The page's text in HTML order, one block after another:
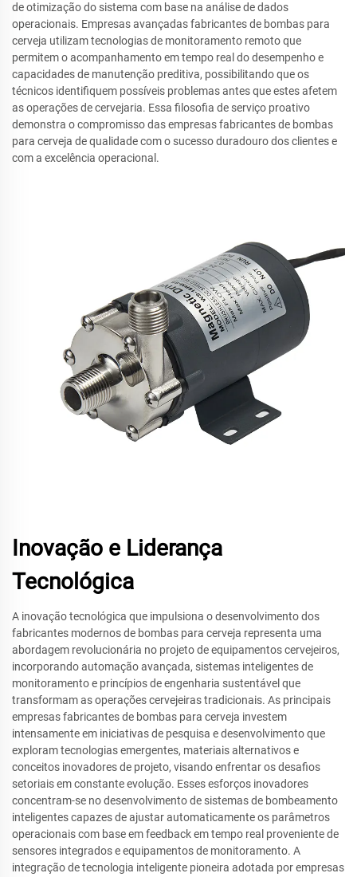
de otimização do sistema com base na análise de dados
operacionais. Empresas avançadas fabricantes de bombas para
cerveja utilizam tecnologias de monitoramento remoto que
permitem o acompanhamento em tempo real do desempenho e
capacidades de manutenção preditiva, possibilitando que os
técnicos identifiquem possíveis problemas antes que estes afetem
as operações de cervejaria. Essa filosofia de serviço proativo
demonstra o compromisso das empresas fabricantes de bombas
para cerveja de qualidade com o sucesso duradouro dos clientes e
com a excelência operacional.
Inovação e Liderança
Tecnológica
A inovação tecnológica que impulsiona o desenvolvimento dos
fabricantes modernos de bombas para cerveja representa uma
abordagem revolucionária no projeto de equipamentos cervejeiros,
incorporando automação avançada, sistemas inteligentes de
monitoramento e princípios de engenharia sustentável que
transformam as operações cervejeiras tradicionais. As principais
empresas fabricantes de bombas para cerveja investem
intensamente em iniciativas de pesquisa e desenvolvimento que
exploram tecnologias emergentes, materiais alternativos e
conceitos inovadores de projeto, visando enfrentar os desafios
setoriais em constante evolução. Esses esforços inovadores
concentram-se no desenvolvimento de sistemas de bombeamento
inteligentes capazes de ajustar automaticamente os parâmetros
operacionais com base em feedback em tempo real proveniente de
sensores integrados e equipamentos de monitoramento. A
integração de tecnologia inteligente pioneira adotada por empresas